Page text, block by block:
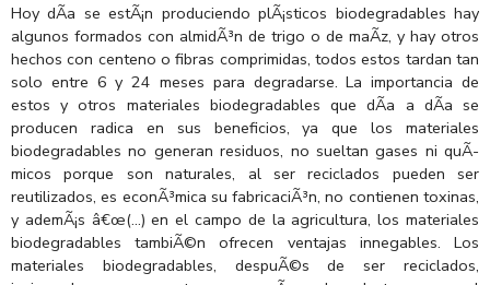
Hoy dÃ­a se estÃ¡n produciendo plÃ¡sticos biodegradables hay
algunos formados con almidÃ³n de trigo o de maÃ­z, y hay otros
hechos con centeno o fibras comprimidas, todos estos tardan tan
solo entre 6 y 24 meses para degradarse. La importancia de
estos y otros materiales biodegradables que dÃ­a a dÃ­a se
producen radica en sus beneficios, ya que los materiales
biodegradables no generan residuos, no sueltan gases ni quÃ­
micos porque son naturales, al ser reciclados pueden ser
reutilizados, es econÃ³mica su fabricaciÃ³n, no contienen toxinas,
y ademÃ¡s â€œ(…) en el campo de la agricultura, los materiales
biodegradables tambiÃ©n ofrecen ventajas innegables. Los
materiales biodegradables, despuÃ©s de ser reciclados,